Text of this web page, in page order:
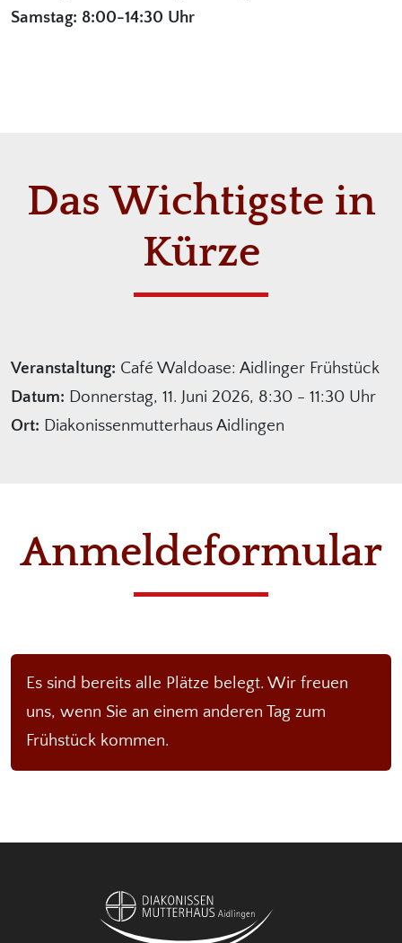
Samstag: 8:00-14:30 Uhr
Das Wichtigste in
Kürze
Veranstaltung: Café Waldoase: Aidlinger Frühstück
Datum: Donnerstag, 11. Juni 2026, 8:30 - 11:30 Uhr
Ort: Diakonissenmutterhaus Aidlingen
Anmeldeformular
Es sind bereits alle Plätze belegt. Wir freuen
uns, wenn Sie an einem anderen Tag zum
Frühstück kommen.